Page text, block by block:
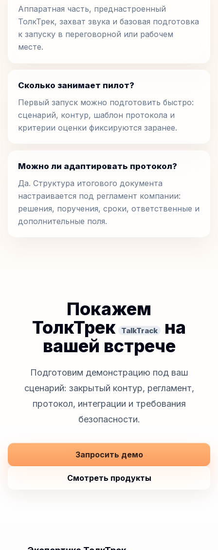
Аппаратная часть, преднастроенный
ТолкТрек, захват звука и базовая подготовка
к запуску в переговорной или рабочем
месте.
Сколько занимает пилот?
Первый запуск можно подготовить быстро:
сценарий, контур, шаблон протокола и
критерии оценки фиксируются заранее.
Можно ли адаптировать протокол?
Да. Структура итогового документа
настраивается под регламент компании:
решения, поручения, сроки, ответственные и
дополнительные поля.
Покажем
ТолкТрек
TalkTrack
на
вашей встрече
Подготовим демонстрацию под ваш
сценарий: закрытый контур, регламент,
протокол, интеграции и требования
безопасности.
Запросить демо
Смотреть продукты